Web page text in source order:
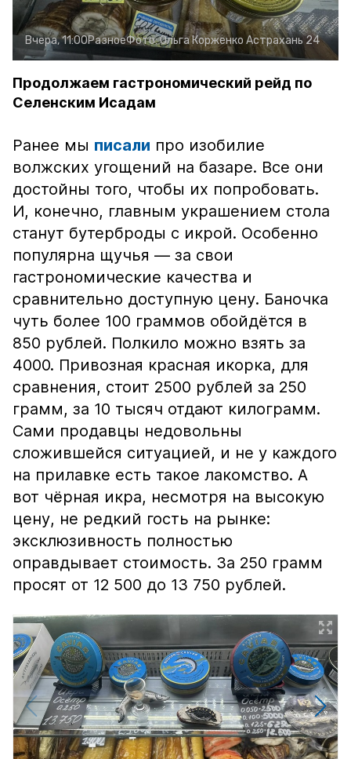
Вчера, 11:00РазноеФото:Ольга Корженко Астрахань 24
Продолжаем гастрономический рейд по
Селенским Исадам
Ранее мы писали про изобилие
волжских угощений на базаре. Все они
достойны того, чтобы их попробовать.
И, конечно, главным украшением стола
станут бутерброды с икрой. Особенно
популярна щучья — за свои
гастрономические качества и
сравнительно доступную цену. Баночка
чуть более 100 граммов обойдётся в
850 рублей. Полкило можно взять за
4000. Привозная красная икорка, для
сравнения, стоит 2500 рублей за 250
грамм, за 10 тысяч отдают килограмм.
Сами продавцы недовольны
сложившейся ситуацией, и не у каждого
на прилавке есть такое лакомство. А
вот чёрная икра, несмотря на высокую
цену, не редкий гость на рынке:
эксклюзивность полностью
оправдывает стоимость. За 250 грамм
просят от 12 500 до 13 750 рублей.